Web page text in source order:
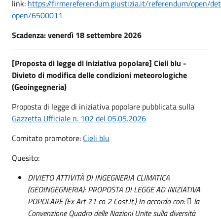
link: https://firmereferendum.giustizia.it/referendum/open/
open/6500011
Scadenza: venerdì 18 settembre 2026
[Proposta di legge di iniziativa popolare] Cieli blu -
Divieto di modifica delle condizioni meteorologiche
(Geoingegneria)
Proposta di legge di iniziativa popolare pubblicata sulla
Gazzetta Ufficiale n. 102 del 05.05.2026
Comitato promotore: Cieli blu
Quesito:
DIVIETO ATTIVITÀ DI INGEGNERIA CLIMATICA
(GEOINGEGNERIA): PROPOSTA DI LEGGE AD INIZIATIVA
POPOLARE (Ex Art 71 co 2 Cost.It.) In accordo con:  la
Convenzione Quadro delle Nazioni Unite sulla diversità